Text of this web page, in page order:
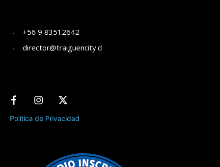
+56 9 83512642
director@traiguencity.cl
Política de Privacidad